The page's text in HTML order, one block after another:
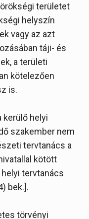
területet
helyszín
vagy az azt
táji- és
a területi
kötelezően
is.
kerülő helyi
szakember nem
tervtanács a
kötött
tervtanács
bek.].
törvényi